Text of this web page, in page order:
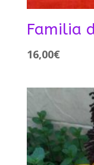
Familia
16,00€